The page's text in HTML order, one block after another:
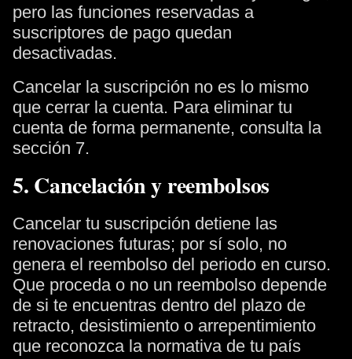
pero las funciones reservadas a
suscriptores de pago quedan
desactivadas.
Cancelar la suscripción no es lo mismo
que cerrar la cuenta. Para eliminar tu
cuenta de forma permanente, consulta la
sección 7.
5. Cancelación y reembolsos
Cancelar tu suscripción detiene las
renovaciones futuras; por sí solo, no
genera el reembolso del periodo en curso.
Que proceda o no un reembolso depende
de si te encuentras dentro del plazo de
retracto, desistimiento o arrepentimiento
que reconozca la normativa de tu país